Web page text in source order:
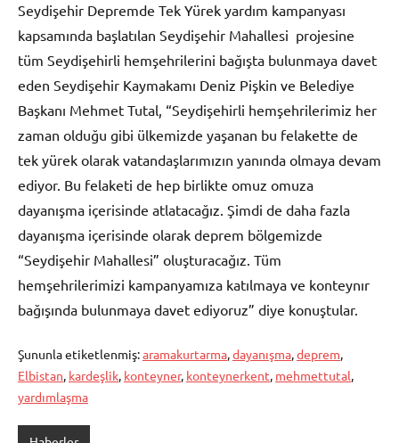
Seydişehir Depremde Tek Yürek yardım kampanyası
kapsamında başlatılan Seydişehir Mahallesi projesine
tüm Seydişehirli hemşehrilerini bağışta bulunmaya davet
eden Seydişehir Kaymakamı Deniz Pişkin ve Belediye
Başkanı Mehmet Tutal, “Seydişehirli hemşehrilerimiz her
zaman olduğu gibi ülkemizde yaşanan bu felakette de
tek yürek olarak vatandaşlarımızın yanında olmaya devam
ediyor. Bu felaketi de hep birlikte omuz omuza
dayanışma içerisinde atlatacağız. Şimdi de daha fazla
dayanışma içerisinde olarak deprem bölgemizde
“Seydişehir Mahallesi” oluşturacağız. Tüm
hemşehrilerimizi kampanyamıza katılmaya ve konteynır
bağışında bulunmaya davet ediyoruz” diye konuştular.
Şununla etiketlenmiş:aramakurtarma,dayanışma,deprem,
Elbistan, kardeşlik, konteyner, konteynerkent, mehmettutal,
yardımlaşma